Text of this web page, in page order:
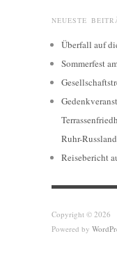
NEUESTE
Überfall auf
Sommerfest
Ruhr-
Reisebericht
Copyright © 2026
Powered by